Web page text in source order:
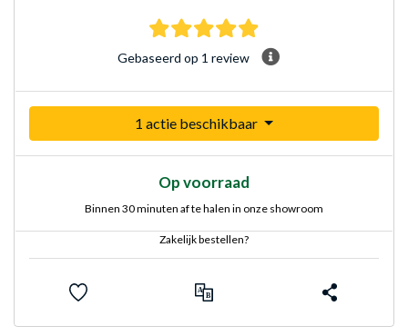
5.0 sterren Gebaseerd
Gebaseerd op 1 review
1 actie beschikbaar
Op voorraad
Binnen 30 minuten af te halen in onze showroom
Zakelijk bestellen?